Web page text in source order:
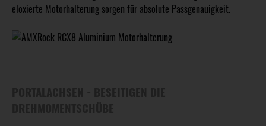
eloxierte Motorhalterung sorgen für absolute Passgenauigkeit.